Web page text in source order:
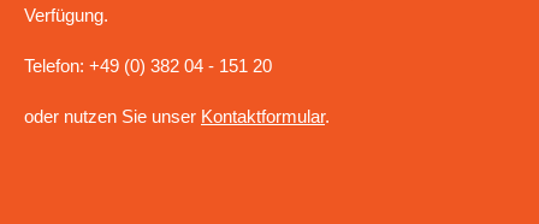
Verfügung.
Telefon: +49 (0) 382 04 - 151 20
oder nutzen Sie unser Kontaktformular.